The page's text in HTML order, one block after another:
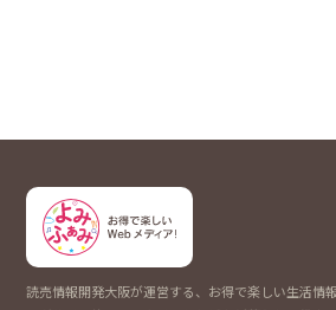
読売情報開発大阪が運営する、お得で楽しい生活情